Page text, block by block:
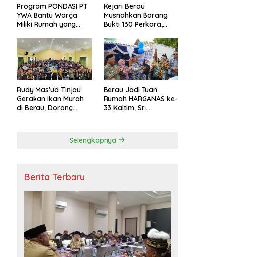
Program PONDASI PT
YWA Bantu Warga
Miliki Rumah yang
Nyaman
Kejari Berau
Musnahkan Barang
Bukti 130 Perkara,
Masih Mendominasi
Rudy Mas’ud Tinjau
Gerakan Ikan Murah
di Berau, Dorong
Berau Jadi Tuan
Rumah HARGANAS ke-
33 Kaltim, Sri
Selengkapnya
Berita Terbaru